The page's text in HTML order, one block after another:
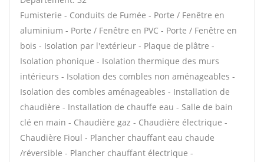
Fumisterie - Conduits de Fumée - Porte / Fenêtre en
aluminium - Porte / Fenêtre en PVC - Porte / Fenêtre en
bois - Isolation par l'extérieur - Plaque de plâtre -
Isolation phonique - Isolation thermique des murs
intérieurs - Isolation des combles non aménageables -
Isolation des combles aménageables - Installation de
chaudière - Installation de chauffe eau - Salle de bain
clé en main - Chaudière gaz - Chaudière électrique -
Chaudière Fioul - Plancher chauffant eau chaude
/réversible - Plancher chauffant électrique -